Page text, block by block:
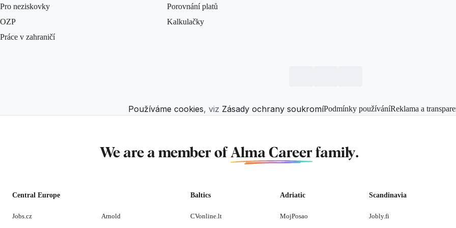
Pro neziskovky
OZP
Práce v zahraničí
Porovnání platů
Kalkulačky
Používáme cookies, viz Zásady ochrany soukromíPodmínky používáníReklama a
We are a member of Alma Careerfamily.
Central Europe
Jobs.cz
Arnold
Baltics
CVonline.lt
Adriatic
MojPosao
Scandinavia
Jobly.fi